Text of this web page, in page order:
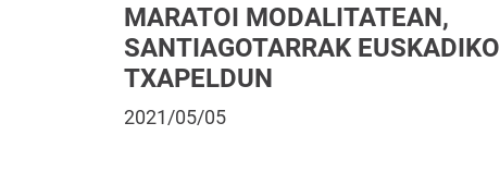
MARATOI MODALITATEAN,
SANTIAGOTARRAK EUSKADIKO
TXAPELDUN
2021/05/05